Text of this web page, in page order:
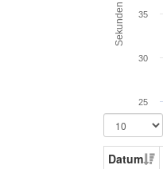
Sekunden
25
30
35
Datum